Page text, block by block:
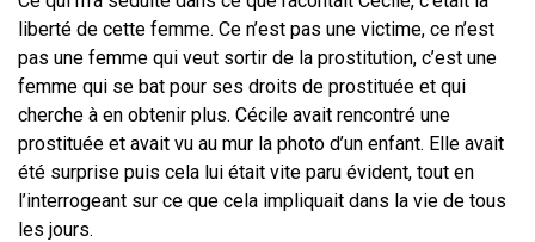
liberté de cette femme. Ce n’est pas une victime, ce n’est
pas une femme qui veut sortir de la prostitution, c’est une
femme qui se bat pour ses droits de prostituée et qui
cherche à en obtenir plus. Cécile avait rencontré une
prostituée et avait vu au mur la photo d’un enfant. Elle avait
été surprise puis cela lui était vite paru évident, tout en
l’interrogeant sur ce que cela impliquait dans la vie de tous
les jours.